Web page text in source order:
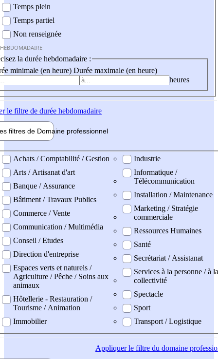
Temps plein
Temps partiel
Non renseignée
la durée hebdomadaire :
minimale (en heure) Durée maximale (en heure)
heures
le filtre de durée hebdomadaire
filtres de Domaine professionnel
professionel
Achats / Comptabilité / Gestion
Arts / Artisanat d'art
Banque / Assurance
Bâtiment / Travaux Publics
Commerce / Vente
Communication / Multimédia
Conseil / Etudes
Direction d'entreprise
Espaces verts et naturels /
Agriculture / Pêche / Soins aux
animaux
Hôtellerie - Restauration /
Tourisme / Animation
Immobilier
Industrie
Informatique /
Télécommunication
Installation / Maintenance
Marketing / Stratégie
commerciale
Ressources Humaines
Santé
Secrétariat / Assistanat
Services à la personne / à la
collectivité
Spectacle
Sport
Transport / Logistique
Appliquerle filtre du domaine